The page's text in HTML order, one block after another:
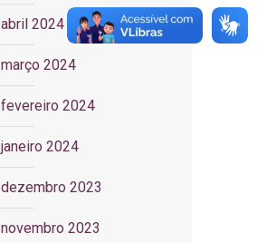
abril 2024
março 2024
fevereiro 2024
janeiro 2024
dezembro 2023
novembro 2023